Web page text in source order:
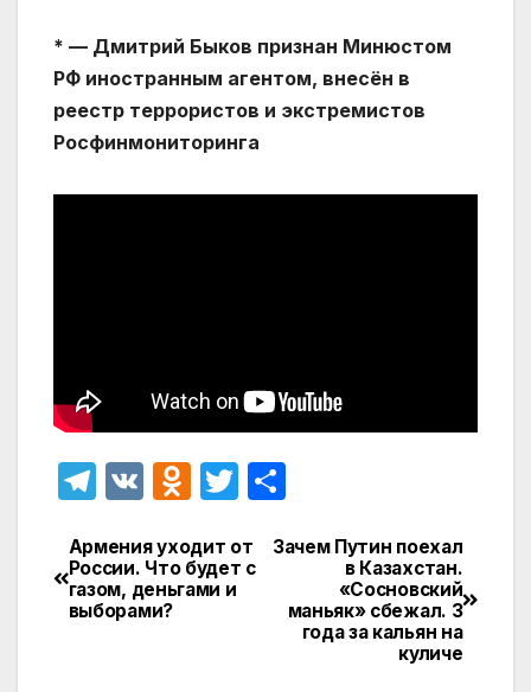
* — Дмитрий Быков признан Минюстом
РФ иностранным агентом, внесён в
реестр террористов и экстремистов
Росфинмониторинга
T
e
gr
a
V
O
n
o
T
itt
п
а
Навигация
по
Зачем Путин поехал
в Казахстан.
«Сосновский
маньяк» сбежал. 3
года за кальян на
куличе
Армения уходит от
России. Что будет с
газом, деньгами и
выборами?